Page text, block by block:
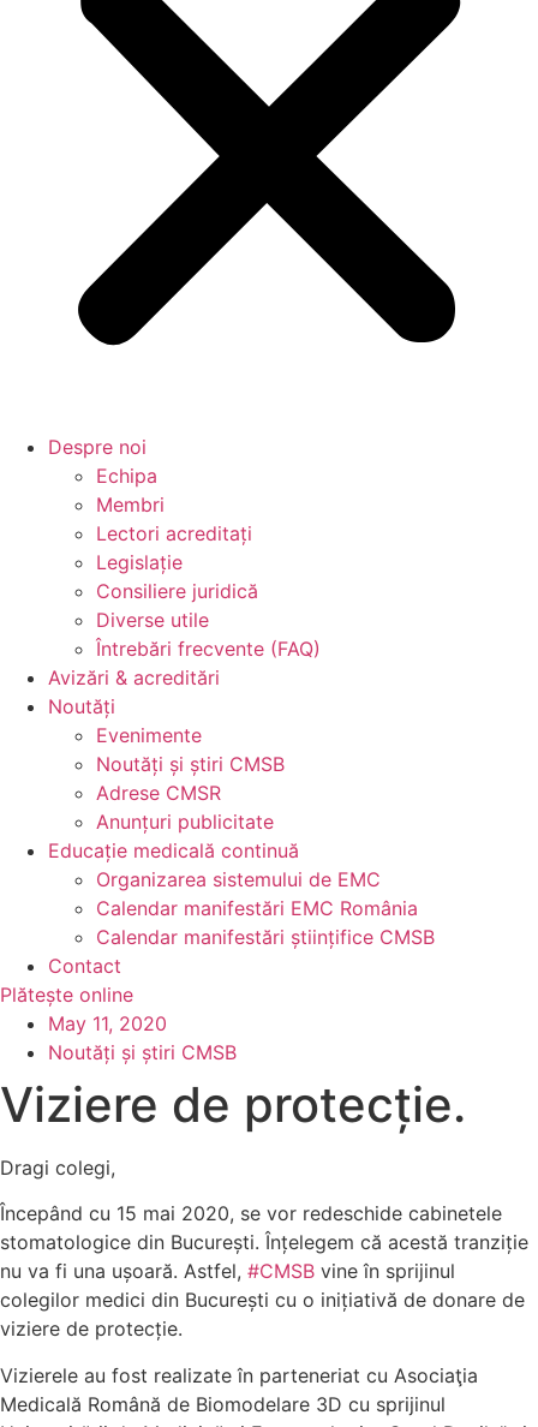
Despre noi
Echipa
Membri
Lectori acreditați
Legislație
Consiliere juridică
Diverse utile
Întrebări frecvente (FAQ)
Avizări & acreditări
Noutăți
Evenimente
Noutăți și știri CMSB
Adrese CMSR
Anunțuri publicitate
Educație medicală continuă
Organizarea sistemului de EMC
Calendar manifestări EMC România
Calendar manifestări științifice CMSB
Contact
Plătește online
May 11, 2020
Noutăți și știri CMSB
Viziere de protecție.
Dragi colegi,
Începând cu 15 mai 2020, se vor redeschide cabinetele
stomatologice din București. Înțelegem că acestă tranziție
nu va fi una ușoară. Astfel, #CMSB vine în sprijinul
colegilor medici din București cu o inițiativă de donare de
viziere de protecție.
Vizierele au fost realizate în parteneriat cu Asociaţia
Medicală Română de Biomodelare 3D cu sprijinul